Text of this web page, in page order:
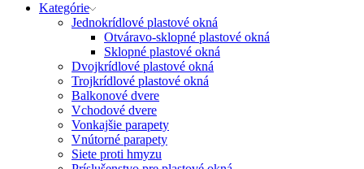
Kategórie
Jednokrídlové plastové okná
Otváravo-sklopné plastové okná
Sklopné plastové okná
Dvojkrídlové plastové okná
Trojkrídlové plastové okná
Balkonové dvere
Vchodové dvere
Vonkajšie parapety
Vnútorné parapety
Siete proti hmyzu